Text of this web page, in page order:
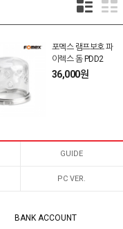
포멕스 램프보호 파
이렉스 돔 PDD2
36,000원
GUIDE
PC VER.
BANK ACCOUNT